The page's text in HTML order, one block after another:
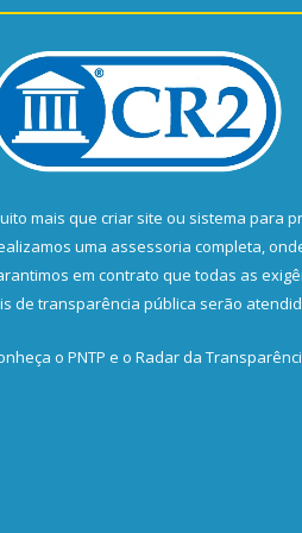
mais que criar site ou sistema para
uma assessoria completa,
em contrato que todas as
de transparência pública serão
o PNTP e o Radar da